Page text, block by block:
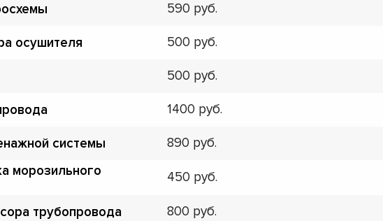
590
осушителя 500
500
1400
системы 890
морозильного
450
трубопровода 800